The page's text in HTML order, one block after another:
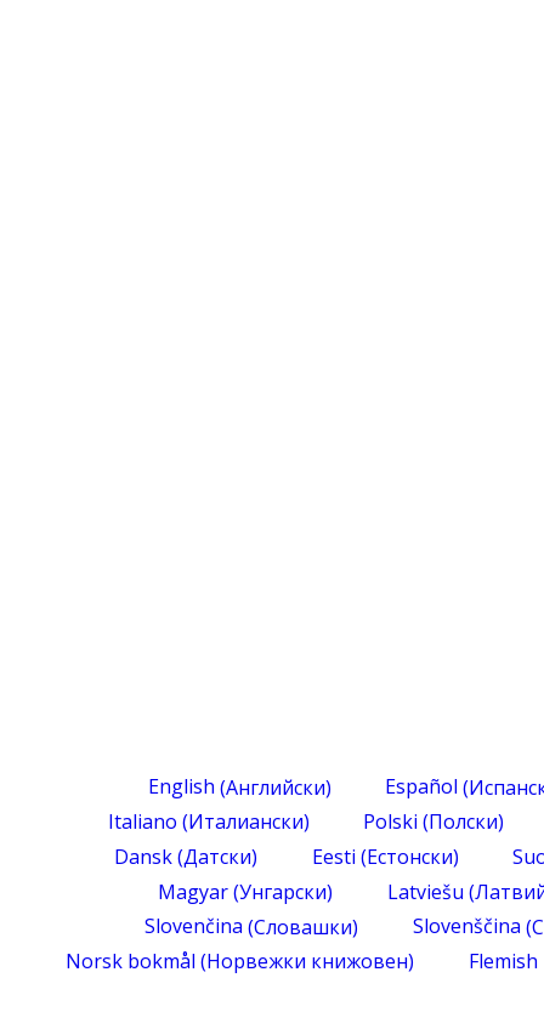
English (Английски) Español (
Italiano (Италиански) Polski (Полски)
Dansk(Датски) Eesti (Естонски)
Magyar(Унгарски) Latviešu (
Slovenčina (Словашки) Slovenščina (
Norsk bokmål (Норвежки книжовен) Flemish